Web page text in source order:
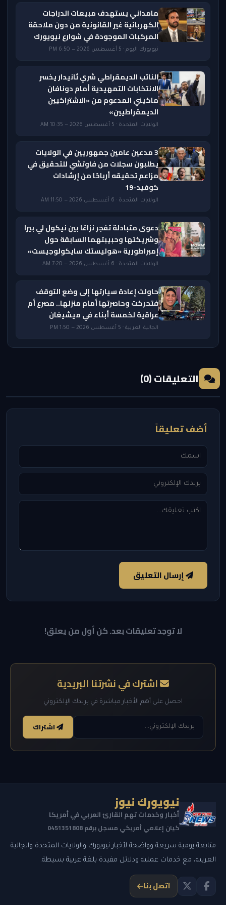
مامداني يستهدف مبيعات الدراجات
الكهربائية غير القانونية من دون ملاحقة
المركبات الموجودة في شوارع نيويورك
نيويورك اليوم · 5 أغسطس 2026 — 6:50 PM
النائب الديمقراطي شري ثانيدار يخسر
الانتخابات التمهيدية أمام دونافان
ماكيني المدعوم من «الاشتراكيين
الديمقراطيين»
الولايات المتحدة · 5 أغسطس 2026 — 10:35 AM
3 مدعين عامين جمهوريين في الولايات
يطلبون سجلات من فاوتشي للتحقيق في
مزاعم تحقيقه أرباحًا من إرشادات
كوفيد-19
الولايات المتحدة · 6 أغسطس 2026 — 11:50 AM
دعوى متبادلة تفجر نزاعًا بين نيكول لي بيرا
وشريكتها وحبيبتهما السابقة حول
إمبراطورية «هوليستك سايكولوجيست»
الولايات المتحدة · 6 أغسطس 2026 — 7:20 AM
حاولت إعادة سيارتها إلى وضع التوقف
فتحركت وحاصرتها أمام منزلها.. مصرع أم
عراقية لخمسة أبناء في ميشيغان
الجالية العربية · 5 أغسطس 2026 — 1:50 PM
التعليقات (0)
أضف تعليقاً
إرسال التعليق
لا توجد تعليقات بعد. كن أول من يعلق!
اشترك في نشرتنا البريدية
احصل على أهم الأخبار مباشرة في بريدك الإلكتروني
اشتراك
نيويورك نيوز
أخبار وخدمات تهم القارئ العربي في أمريكا
كيان إعلامي أمريكي مسجل برقم 0451351808
متابعة يومية سريعة وواضحة لأخبار نيويورك والولايات المتحدة والجالية
العربية، مع خدمات عملية ودلائل مفيدة بلغة عربية بسيطة.
اتصل بنا